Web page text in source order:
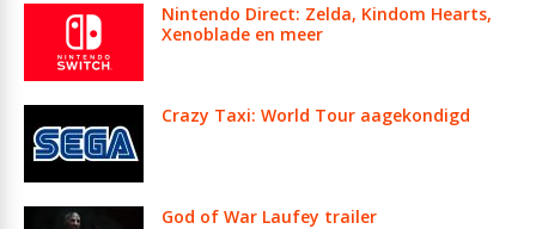
Nintendo Direct: Zelda, Kindom Hearts,
Xenoblade en meer
Crazy Taxi: World Tour aagekondigd
God of War Laufey trailer